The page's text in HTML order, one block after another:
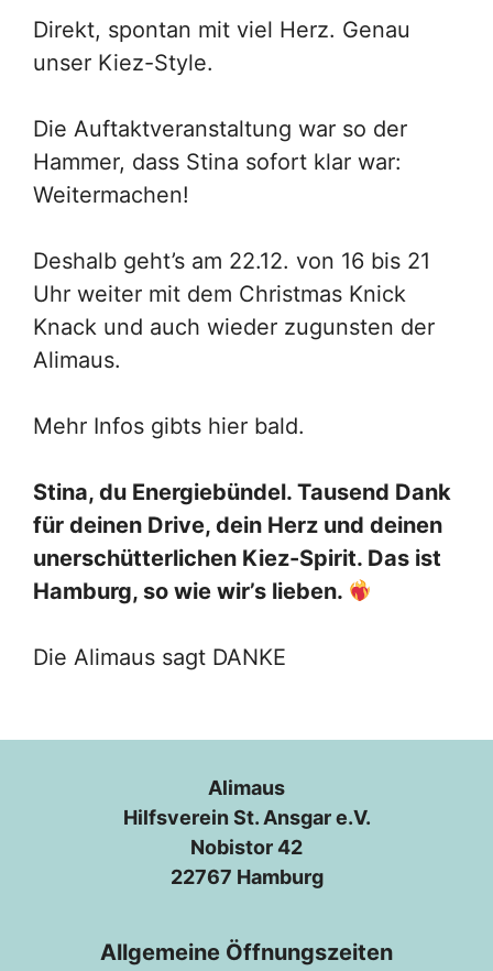
Direkt, spontan mit viel Herz. Genau
unser Kiez-Style.
Die Auftaktveranstaltung war so der
Hammer, dass Stina sofort klar war:
Weitermachen!
Deshalb geht’s am 22.12. von 16 bis 21
Uhr weiter mit dem Christmas Knick
Knack und auch wieder zugunsten der
Alimaus.
Mehr Infos gibts hier bald.
Stina, du Energiebündel. Tausend Dank
für deinen Drive, dein Herz und deinen
unerschütterlichen Kiez-Spirit. Das ist
Hamburg, so wie wir’s lieben.
Die Alimaus sagt DANKE
Alimaus
Hilfsverein St. Ansgar e.V.
Nobistor 42
22767 Hamburg
Allgemeine Öffnungszeiten